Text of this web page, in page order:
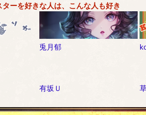
ーを好きな人は、こんな人も好き
兎月郁
有坂Ｕ